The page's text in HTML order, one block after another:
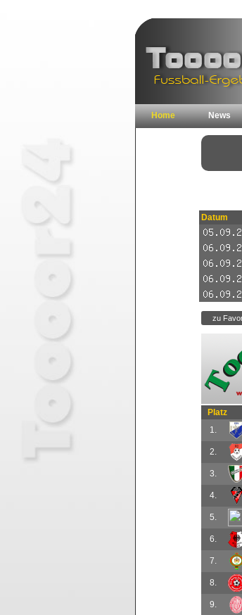
Home News
Datum
Platz
1.
2.
3.
4.
5.
6.
7.
8.
9.